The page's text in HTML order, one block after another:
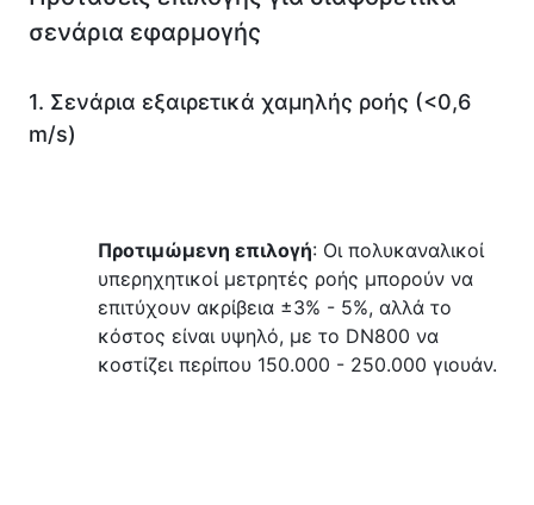
σενάρια εφαρμογής
1. Σενάρια εξαιρετικά χαμηλής ροής (<0,6
m/s)
Προτιμώμενη επιλογή: Οι πολυκαναλικοί
υπερηχητικοί μετρητές ροής μπορούν να
επιτύχουν ακρίβεια ±3% - 5%, αλλά το
κόστος είναι υψηλό, με το DN800 να
κοστίζει περίπου 150.000 - 250.000 γιουάν.